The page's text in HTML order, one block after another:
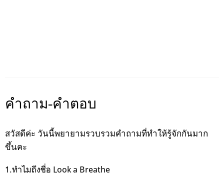
คำถาม-คำตอบ
สวัสดีค่ะ วันนี้พยายามรวบรวมคำถามที่ทำให้รู้จักกันมาก
ขึ้นคะ
1.ทำไมถึงชื่อ Look a Breathe